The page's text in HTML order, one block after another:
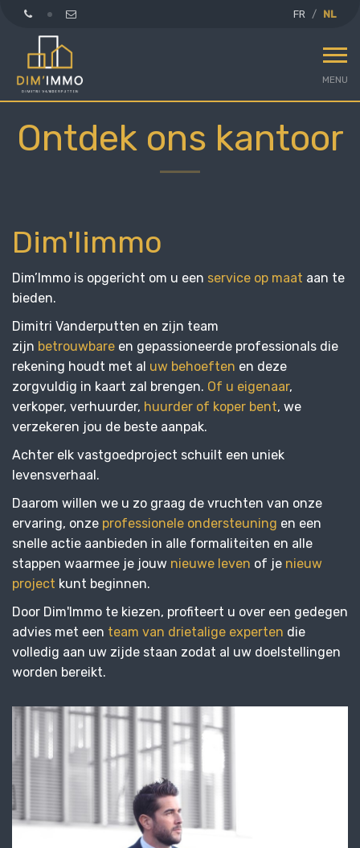
FR NL
MENU
Ontdek ons kantoor
Dim'Iimmo
Dim’Immo is opgericht om u een service op maat aan te
bieden.
Dimitri Vanderputten en zijn team
zijn betrouwbare en gepassioneerde professionals die
rekening houdt met al uw behoeften en deze
zorgvuldig in kaart zal brengen. Of u eigenaar,
verkoper, verhuurder, huurder of koper bent, we
verzekeren jou de beste aanpak.
Achter elk vastgoedproject schuilt een uniek
levensverhaal.
Daarom willen we u zo graag de vruchten van onze
ervaring, onze professionele ondersteuning en een
snelle actie aanbieden in alle formaliteiten en alle
stappen waarmee je jouw nieuwe leven of je nieuw
project kunt beginnen.
Door Dim'Immo te kiezen, profiteert u over een gedegen
advies met een team van drietalige experten die
volledig aan uw zijde staan zodat al uw doelstellingen
worden bereikt.